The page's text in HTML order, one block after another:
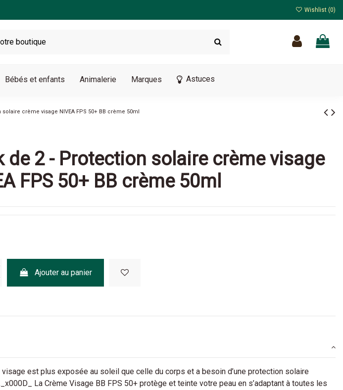
Wishlist (0)
Bébés et enfants Animalerie Marques Astuces
crème visage NIVEA FPS 50+ BB crème 50ml
de 2 - Protection solaire crème visage
FPS 50+ BB crème 50ml
Ajouter au panier
visage est plus exposée au soleil que celle du corps et a besoin d’une protection solaire
La Crème Visage BB FPS 50+ protège et teinte votre peau en s’adaptant à toutes les